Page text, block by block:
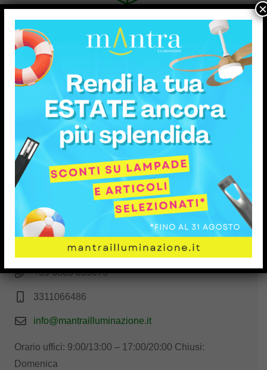
RESI FACILI
PAGAMENTI SICURI
Viale Palmiro Togliatti, 18 - 76123 Andria (BT),
+39 0883 895079
3311066486
info@mantrailluminazione.it
Orario uffici: 9:00/13:00 – 17:00/20:00 Chiusi:
Domenica
×